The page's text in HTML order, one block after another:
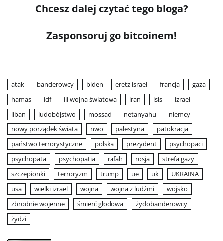
Chcesz dalej czytać tego bloga?
Zasponsoruj go bitcoinem!
atak banderowcy biden eretz israel francja
gaza
hamas
idf iii wojna światowa iran isis
izrael
liban
ludobójstwo mossad netanyahu
niemcy
nowy porządek świata
nwo palestyna
patokracja
państwo terrorystyczne
polska prezydent
psychopaci
psychopata
psychopatia rafah rosja
strefa gazy
szczepionki
terroryzm trump ue uk
UKRAINA
usa
wielki izrael wojna wojna z ludźmi
wojsko
zbrodnie wojenne
śmierć głodowa
żydobanderowcy
żydzi